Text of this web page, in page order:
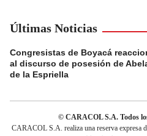
Últimas Noticias
Congresistas de Boyacá
al discurso de posesión de
de la Espriella
© CARACOL S.A. Todos
CARACOL S.A. realiza una reserva expresa